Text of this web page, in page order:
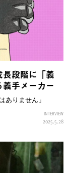
段階に「義
手メーカー
ありません」
INTERVIEW
2025.5.28